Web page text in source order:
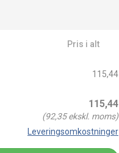
Pris i alt
115,44
115,44
(92,35ekskl. moms)
Leveringsomkostninger